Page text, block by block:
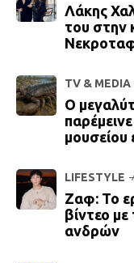
Λάκης
του στην
TV & MEDIA
Ο
μουσείου
LIFESTYLE
Ζαφ: Το
βίντεο
ανδρών